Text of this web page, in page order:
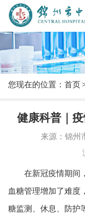
您现在的位置：首页
健康科普｜
来源：锦州
在新冠疫情期间，
血糖管理增加了难度
糖监测、休息、防护